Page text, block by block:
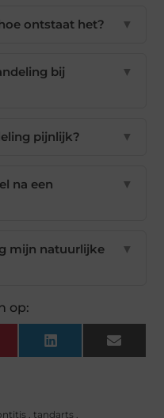
ontstaat het? ▼
bij
▼
pijnlijk? ▼
na een
▼
mijn natuurlijke
▼
op:
LinkedIn Email
, tandarts ,